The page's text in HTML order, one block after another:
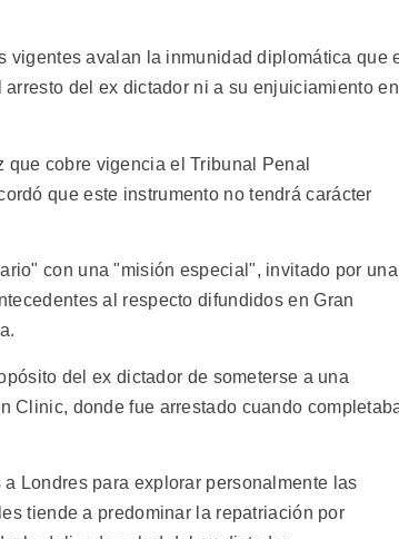
vigentes avalan la inmunidad diplomática que
del ex dictador ni a su enjuiciamiento en
cobre vigencia el Tribunal Penal
que este instrumento no tendrá carácter
con una "misión especial", invitado por una
al respecto difundidos en Gran
del ex dictador de someterse a una
Clinic, donde fue arrestado cuando
Londres para explorar personalmente las
tiende a predominar la repatriación por